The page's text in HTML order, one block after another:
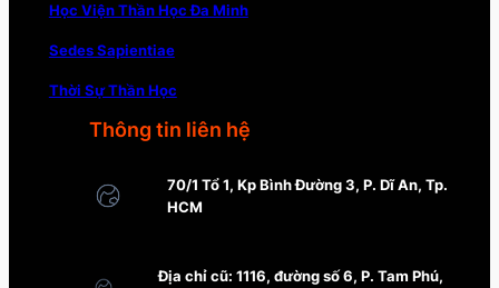
Học Viện Thần Học Đa Minh
Sedes Sapientiae
Thời Sự Thần Học
Thông tin liên hệ
70/1 Tổ 1, Kp Bình Đường 3, P. Dĩ An, Tp.
HCM
Địa chỉ cũ: 1116, đường số 6, P. Tam Phú,